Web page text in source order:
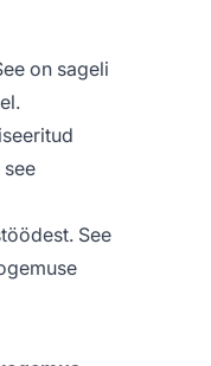
on sageli
See